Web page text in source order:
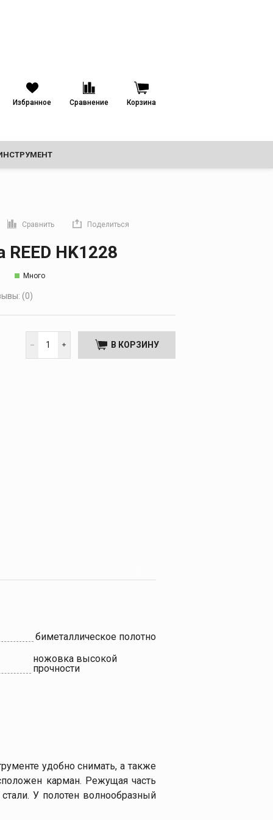
Избранное Сравнение Корзина
Сравнить Поделиться
ссылку HK1228
Много
(0)
В КОРЗИНУ
биметаллическое полотно
ножовка высокой
прочности
удобно снимать, а также
карман. Режущая часть
У полотен волнообразный